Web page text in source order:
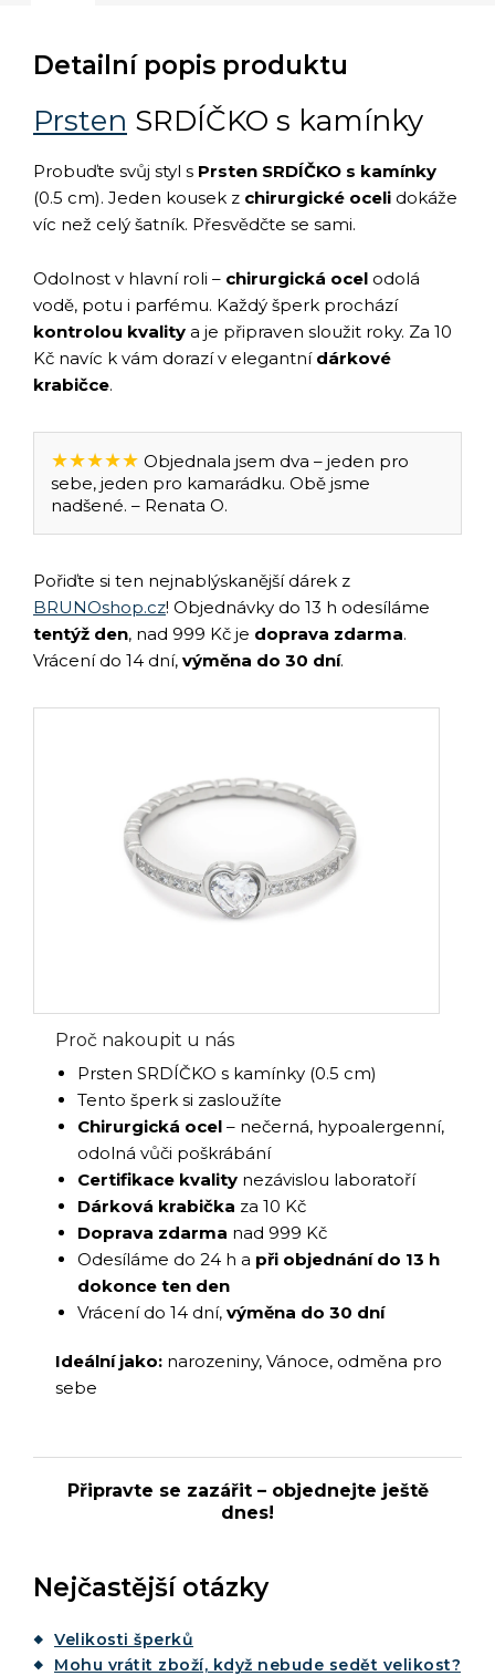
Detailní popis produktu
Prsten SRDÍČKO s kamínky
Probuďte svůj styl s Prsten SRDÍČKO s kamínky
(0.5 cm). Jeden kousek z chirurgické oceli dokáže
víc než celý šatník. Přesvědčte se sami.
Odolnost v hlavní roli – chirurgická ocel odolá
vodě, potu i parfému. Každý šperk prochází
kontrolou kvality a je připraven sloužit roky. Za 10
Kč navíc k vám dorazí v elegantní dárkové
krabičce.
★★★★★ Objednala jsem dva – jeden pro
sebe, jeden pro kamarádku. Obě jsme
nadšené. – Renata O.
Pořiďte si ten nejnablýskanější dárek z
BRUNOshop.cz! Objednávky do 13 h odesíláme
tentýž den, nad 999 Kč je doprava zdarma.
Vrácení do 14 dní, výměna do 30 dní.
Proč nakoupit u nás
Prsten SRDÍČKO s kamínky (0.5 cm)
Tento šperk si zasloužíte
Chirurgická ocel – nečerná, hypoalergenní,
odolná vůči poškrábání
Certifikace kvality nezávislou laboratoří
Dárková krabička za 10 Kč
Doprava zdarma nad 999 Kč
Odesíláme do 24 h a při objednání do 13 h
dokonce ten den
Vrácení do 14 dní, výměna do 30 dní
Ideální jako: narozeniny, Vánoce, odměna pro
sebe
Připravte se zazářit – objednejte ještě
dnes!
Nejčastější otázky
Velikosti šperků
Mohu vrátit zboží, když nebude sedět velikost?